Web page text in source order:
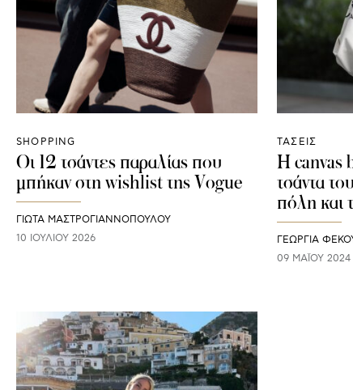
SHOPPING
Οι 12 τσάντες παραλίας που
μπήκαν στη wishlist της Vogue
ΓΙΩΤΑ ΜΑΣΤΡΟΓΙΑΝΝΟΠΟΥΛΟΥ
10 ΙΟΥΛΊΟΥ 2026
ΤΑΣΕΙΣ
Η canvas
τσάντα
πόλη και
ΓΕΩΡΓΙΑ
09 ΜΑΪ́ΟΥ 2024